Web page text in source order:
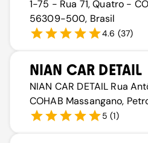
1-75 - Rua 71, Quatro -
56309-500, Brasil
4.6 (37)
NIAN CAR DETAIL
NIAN CAR DETAIL Rua
COHAB Massangano,
5 (1)